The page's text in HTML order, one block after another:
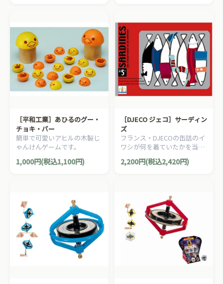
［平和工業］あひるのグー・
チョキ・パー
簡単で可愛いアヒルの木製じ
ゃんけんゲームです。
1,000円(税込1,100円)
［DJECO ジェコ］サーディン
ズ
フランス・DJECOの缶詰のイ
ワシが何を着ていたかを当て
る記憶ゲームです。合ってい
たらカードをポイントとして
2,200円(税込2,420円)